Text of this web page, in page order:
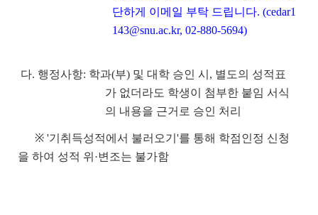
단하게 이메일 부탁 드립니다. (cedar1
143@snu.ac.kr, 02-880-5694)
다. 행정사항: 학과(부) 및 대학 승인 시, 별도의 성적표
가 없더라도 학생이 첨부한 붙임 서식
의 내용을 근거로 승인 처리
※ '기취득성적에서 불러오기'를 통해 학점인정 신청
을 하여 성적 위·변조는 불가함